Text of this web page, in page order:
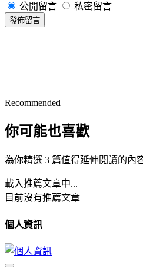
公開留言 私密留言
發佈留言
Recommended
你可能也喜歡
為你精選 3 篇值得延伸閱讀的內
載入推薦文章中...
目前沒有推薦文章
個人資訊